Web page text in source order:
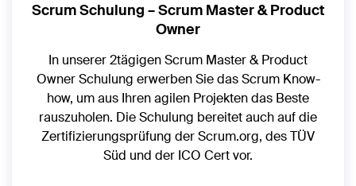
Scrum Schulung – Scrum Master & Product
Owner
In unserer 2tägigen Scrum Master & Product
Owner Schulung erwerben Sie das Scrum Know-
how, um aus Ihren agilen Projekten das Beste
rauszuholen. Die Schulung bereitet auch auf die
Zertifizierungsprüfung der Scrum.org, des TÜV
Süd und der ICO Cert vor.